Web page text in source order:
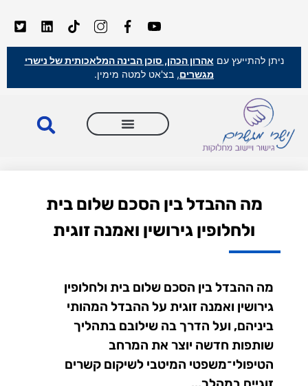
ניתן להתייעץ עם אהרון הכהן, סוכן הבינה המלאכותית של נישרי
מגשרים, בצ'אט למטה מימין.
מה ההבדל בין הסכם שלום בית
ולחלופין גירושין ואמנה זוגית
מה ההבדל בין הסכם שלום בית ולחלופין
גירושין ואמנה זוגית על ההבדל המהותי
ביניהם, ועל הדרך בה שילובם בתהליך
שותפות חדשה יוצר את המרחב
הטיפולי־משפטי המיטבי לשיקום קשרים